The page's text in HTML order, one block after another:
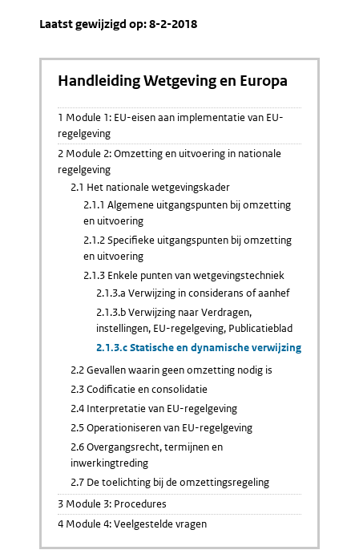
Laatst gewijzigd op: 8-2-2018
Handleiding Wetgeving en Europa
1 Module 1: EU-eisen aan implementatie van EU-
regelgeving
2 Module 2: Omzetting en uitvoering in nationale
regelgeving
2.1 Het nationale wetgevingskader
2.1.1 Algemene uitgangspunten bij omzetting
en uitvoering
2.1.2 Specifieke uitgangspunten bij omzetting
en uitvoering
2.1.3 Enkele punten van wetgevingstechniek
2.1.3.a Verwijzing in considerans of aanhef
2.1.3.b Verwijzing naar Verdragen,
instellingen, EU-regelgeving, Publicatieblad
2.1.3.c Statische en dynamische verwijzing
2.2 Gevallen waarin geen omzetting nodig is
2.3 Codificatie en consolidatie
2.4 Interpretatie van EU-regelgeving
2.5 Operationiseren van EU-regelgeving
2.6 Overgangsrecht, termijnen en
inwerkingtreding
2.7 De toelichting bij de omzettingsregeling
3 Module 3: Procedures
4 Module 4: Veelgestelde vragen